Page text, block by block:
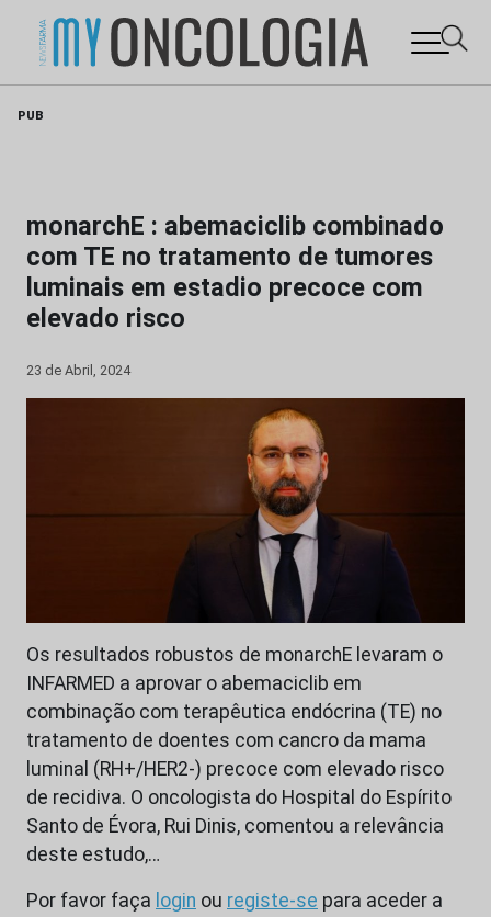
PUB
monarchE : abemaciclib combinado
com TE no tratamento de tumores
luminais em estadio precoce com
elevado risco
23 de Abril, 2024
Os resultados robustos de monarchE levaram o
INFARMED a aprovar o abemaciclib em
combinação com terapêutica endócrina (TE) no
tratamento de doentes com cancro da mama
luminal (RH+/HER2-) precoce com elevado risco
de recidiva. O oncologista do Hospital do Espírito
Santo de Évora, Rui Dinis, comentou a relevância
deste estudo,…
Por favor faça login ou registe-se para aceder a